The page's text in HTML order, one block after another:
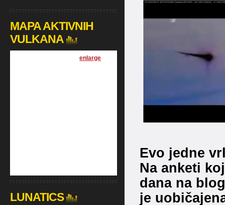
Evo jedne
Na anketi
dana na
je
MAPA AKTIVNIH
VULKANA
[enlarge
LUNATICS